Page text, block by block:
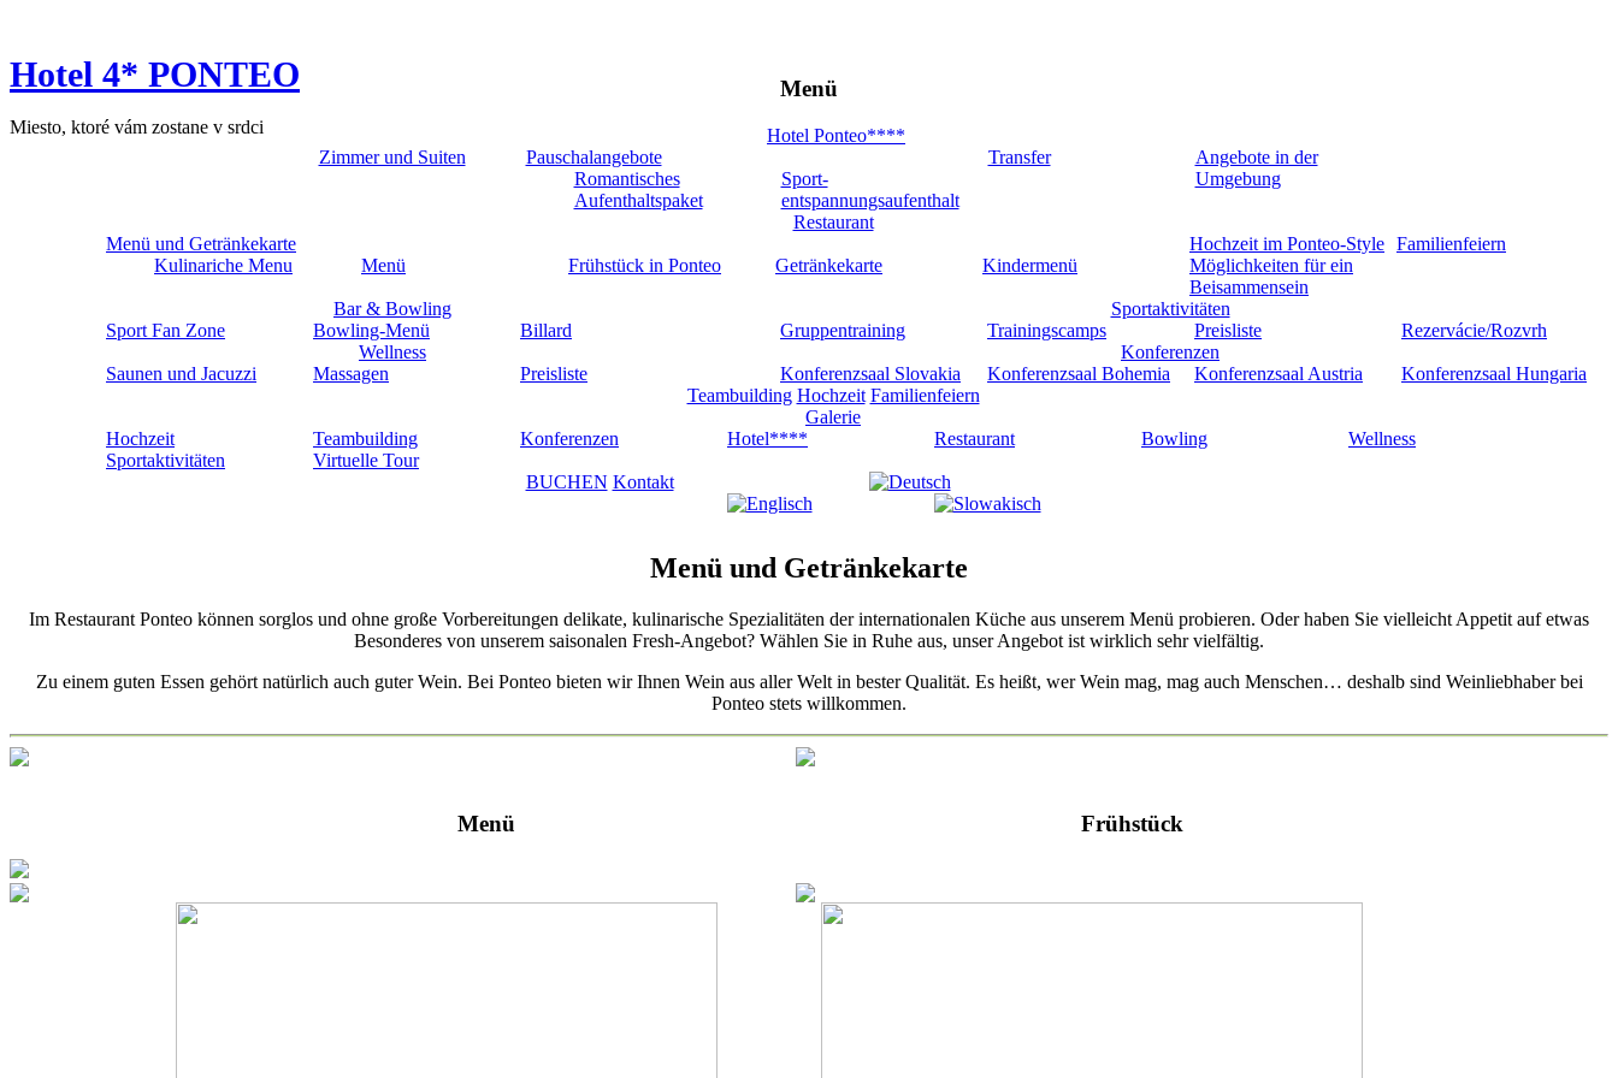
Hotel 4* PONTEO
Miesto, ktoré vám zostane v srdci
Menü
Hotel Ponteo****
Zimmer und Suiten
Pauschalangebote
Romantisches
Aufenthaltspaket
Sport-
entspannungsaufenthalt
Transfer
Angebote in der
Umgebung
Restaurant
Menü und Getränkekarte
Kulinariche Menu
Menü Frühstück in Ponteo Getränkekarte Kindermenü
Hochzeit im Ponteo-Style Familienfeiern
Möglichkeiten für ein
Beisammensein
Bar & Bowling
Sport Fan Zone
Bowling-Menü Billard
Sportaktivitäten
Gruppentraining
Trainingscamps Preisliste
Rezervácie/Rozvrh
Wellness
Saunen und Jacuzzi
Massagen Preisliste
Konferenzen
Konferenzsaal Slovakia
Konferenzsaal Bohemia Konferenzsaal Austria
Konferenzsaal Hungaria
Teambuilding Hochzeit Familienfeiern
Galerie
Hochzeit
Teambuilding Konferenzen Hotel**** Restaurant Bowling
Wellness
Sportaktivitäten
Virtuelle Tour
BUCHEN Kontakt
Menü und Getränkekarte
Im Restaurant Ponteo können sorglos und ohne große Vorbereitungen delikate, kulinarische Spezialitäten der internationalen Küche aus unserem Menü probieren. Oder haben Sie vielleicht Appetit auf etwas
Besonderes von unserem saisonalen Fresh-Angebot? Wählen Sie in Ruhe aus, unser Angebot ist wirklich sehr vielfältig.
Zu einem guten Essen gehört natürlich auch guter Wein. Bei Ponteo bieten wir Ihnen Wein aus aller Welt in bester Qualität. Es heißt, wer Wein mag, mag auch Menschen… deshalb sind Weinliebhaber bei
Ponteo stets willkommen.
Menü Frühstück